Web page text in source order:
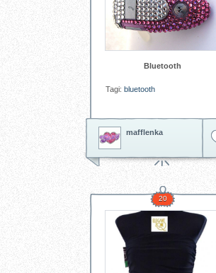
Bluetooth
Tagi: bluetooth
mafflenka
20